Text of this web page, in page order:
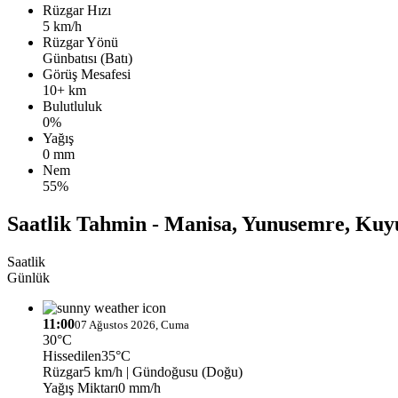
Rüzgar Hızı
5 km/h
Rüzgar Yönü
Günbatısı (Batı)
Görüş Mesafesi
10+ km
Bulutluluk
0%
Yağış
0 mm
Nem
55%
Saatlik Tahmin - Manisa, Yunusemre,
Saatlik
Günlük
11:0007 Ağustos 2026, Cuma
30°C
Hissedilen35°C
Rüzgar5 km/h | Gündoğusu (Doğu)
Yağış Miktarı0 mm/h